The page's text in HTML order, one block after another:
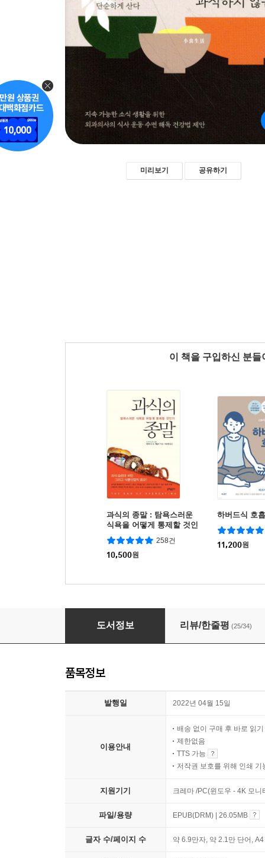
미리보기 공유하기
이 책을 구입하신 분
과식의 종말 : 탐욕스러운
식욕을 어떻게 통제할 것인
가
258건
10,500원
하버드식 호
11,200원
과식하지 않는 삶
도서정보 리뷰/한줄평 (25/34)
품목정보
발행일 2022년 04월 15일
이용안내
배송 없이 구매 후 바로 읽기
제한없음
TTS 가능
저작권 보호를 위해 인쇄 기
지원기기 크레마 /PC(윈도우 - 4K 모
파일/용량 EPUB(DRM) | 26.05MB
글자 수/페이지 수 약 6.9만자, 약 2.1만 단어,